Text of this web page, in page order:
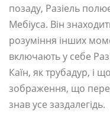
позаду, Разіель
Мебіуса. Він
розуміння інших
включають у себе
Каїн, як трубадур, і
зображення, що
знав усе заздалегідь.